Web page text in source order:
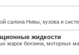
салона Нивы, кузова и
жидкости
марок бензина, моторных